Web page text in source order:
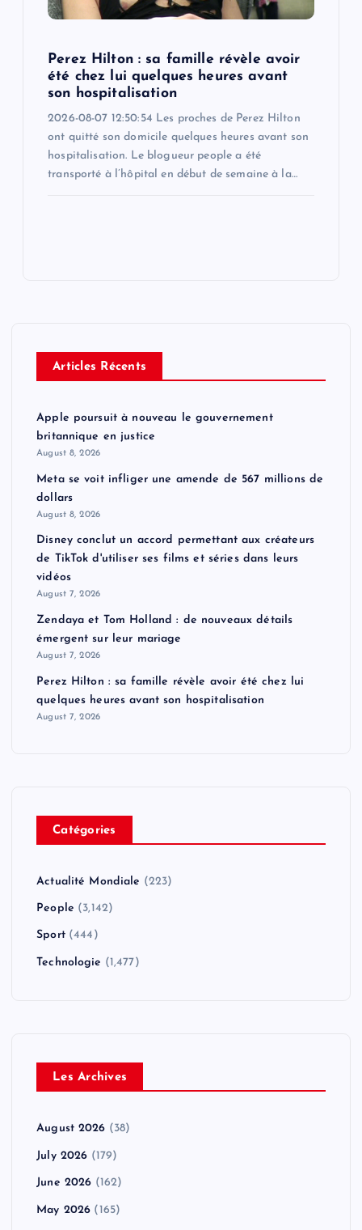
Perez Hilton : sa famille révèle avoir
été chez lui quelques heures avant
son hospitalisation
2026-08-07 12:50:54 Les proches de Perez Hilton
ont quitté son domicile quelques heures avant son
hospitalisation. Le blogueur people a été
transporté à l’hôpital en début de semaine à la…
Articles Récents
Apple poursuit à nouveau le gouvernement
britannique en justice
August 8, 2026
Meta se voit infliger une amende de 567 millions de
dollars
August 8, 2026
Disney conclut un accord permettant aux créateurs
de TikTok d'utiliser ses films et séries dans leurs
vidéos
August 7, 2026
Zendaya et Tom Holland : de nouveaux détails
émergent sur leur mariage
August 7, 2026
Perez Hilton : sa famille révèle avoir été chez lui
quelques heures avant son hospitalisation
August 7, 2026
Catégories
Actualité Mondiale (223)
People (3,142)
Sport(444)
Technologie (1,477)
Les Archives
August 2026 (38)
July 2026 (179)
June 2026 (162)
May 2026 (165)